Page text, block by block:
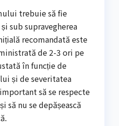
trebuie să fie
sub supravegherea
recomandată este
de 2-3 ori pe
în funcție de
și de severitatea
să se respecte
să nu se depășească